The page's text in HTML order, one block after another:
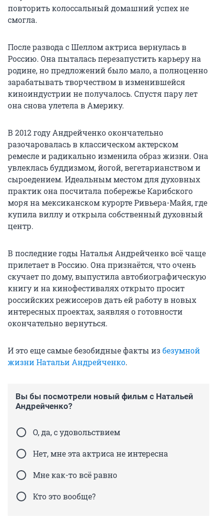
повторить колоссальный домашний успех не
смогла.
После развода с Шеллом актриса вернулась в
Россию. Она пыталась перезапустить карьеру на
родине, но предложений было мало, а полноценно
зарабатывать творчеством в изменившейся
киноиндустрии не получалось. Спустя пару лет
она снова улетела в Америку.
В 2012 году Андрейченко окончательно
разочаровалась в классическом актерском
ремесле и радикально изменила образ жизни. Она
увлеклась буддизмом, йогой, вегетарианством и
сыроедением. Идеальным местом для духовных
практик она посчитала побережье Карибского
моря на мексиканском курорте Ривьера-Майя, где
купила виллу и открыла собственный духовный
центр.
В последние годы Наталья Андрейченко всё чаще
прилетает в Россию. Она признаётся, что очень
скучает по дому, выпустила автобиографическую
книгу и на кинофестивалях открыто просит
российских режиссеров дать ей работу в новых
интересных проектах, заявляя о готовности
окончательно вернуться.
И это еще самые безобидные факты избезумной
жизни Натальи Андрейченко.
Вы бы посмотрели новый фильм с Натальей
Андрейченко?
О, да, с удовольствием
Нет, мне эта актриса не интересна
Мне как-то всё равно
Кто это вообще?